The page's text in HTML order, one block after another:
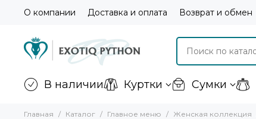
О компании Доставка и оплата Возврат и обмен
В наличии Куртки Сумки
Главная Каталог Главное меню Женская коллекция